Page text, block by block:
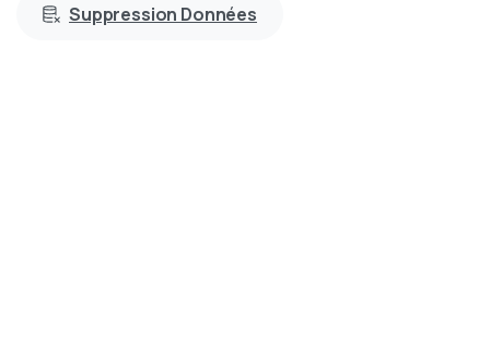
Suppression Données